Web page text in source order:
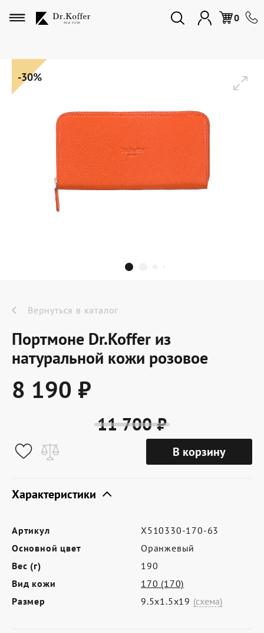
0
Избранное
Дорожная коллекция
Мужская коллекция
Женская коллекция
Подарки и сувениры
Dr.Koffer Outlet
Новинки
Акции
О компании
Условия доставки
Где купить
Партнерам
Контакты
Программа лояльности
-30%
Вернуться в каталог
Портмоне Dr.Koffer из
натуральной кожи розовое
8 190 ₽
11 700 ₽
В корзину
Характеристики
Артикул
X510330-170-63
Основной цвет
Оранжевый
Вес (г)
190
Вид кожи
170 (170)
Размер
9.5х1.5х19 (схема)